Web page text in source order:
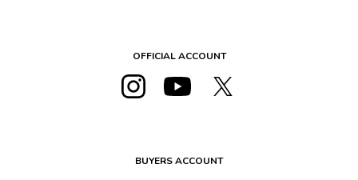
OFFICIAL ACCOUNT
BUYERS ACCOUNT